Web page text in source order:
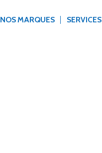
NOS MARQUES SERVICES